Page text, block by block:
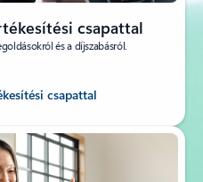
csapattal
és a díjszabásról.
csapattal